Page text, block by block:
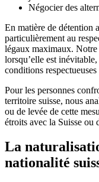
Négocier des
En matière de détention
particulièrement au
légaux maximaux.
lorsqu’elle est
conditions
Pour les personnes
territoire suisse, nous
ou de levée de cette
étroits avec la Suisse ou
La
nationalité